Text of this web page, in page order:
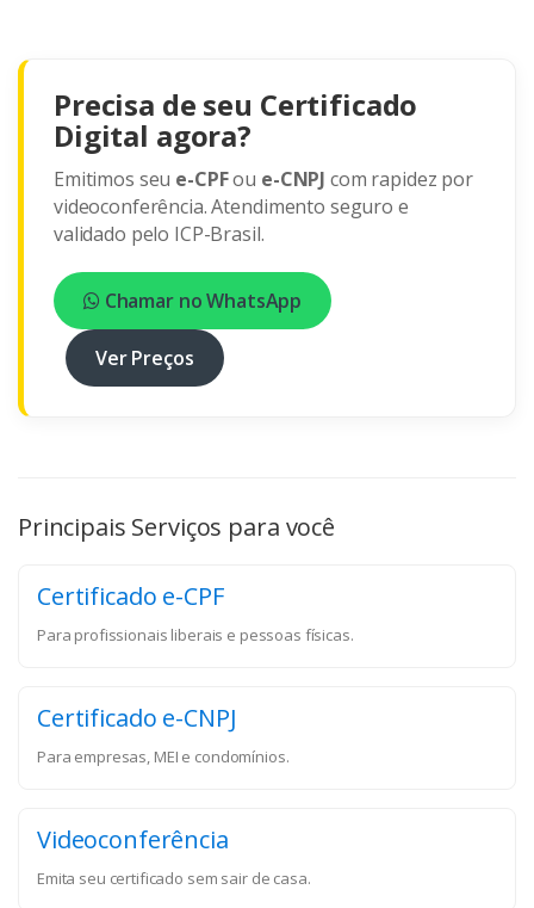
Precisa de seu Certificado
Digital agora?
Emitimos seu e-CPFou e-CNPJ com rapidez por
videoconferência. Atendimento seguro e
validado pelo ICP-Brasil.
Chamar no WhatsApp
Ver Preços
Principais Serviços para você
Certificado e-CPF
Para profissionais liberais e pessoas físicas.
Certificado e-CNPJ
Para empresas, MEI e condomínios.
Videoconferência
Emita seu certificado sem sair de casa.